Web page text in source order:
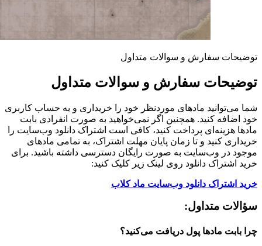
توضیحات سفارش و سوالات متداول
توضیحات سفارش و سوالات متداول
شما می‌توانید مادهای موردنظر خود را خریداری و به حساب کاربری
خود اضافه کنید. همچنین اگر نمی‌خواهید به صورت انفرادی بابت
مادها هزینه‌ای پرداخت کنید، کافی است اشتراک دانلود وب‌سایت را
خریداری کنید و تا زمان پایان مهلت اشتراک، به تمامی مادهای
موجود در وب‌سایت به صورت رایگان دسترسی داشته باشید. برای
خرید اشتراک دانلود روی لینک زیر کلیک کنید:
خرید اشتراک دانلود وب‌سایت ماد کلاب
سؤالات متداول:
چرا بابت مادها پول دریافت می‌کنید؟